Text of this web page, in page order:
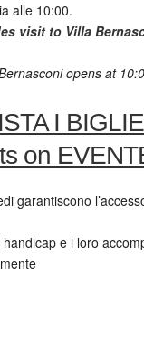
alle 10:00.
visit to Villa
opens at
I
on
garantiscono
e i loro